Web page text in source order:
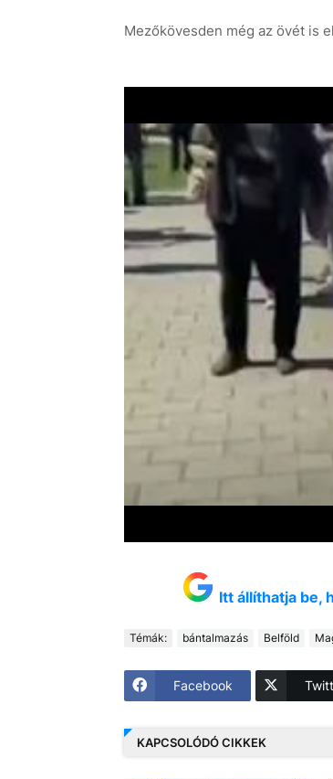
Mezőkövesden még az övét is
Itt állíthatja be,
Témák: bántalmazás Belföld
Facebook
KAPCSOLÓDÓ CIKKEK